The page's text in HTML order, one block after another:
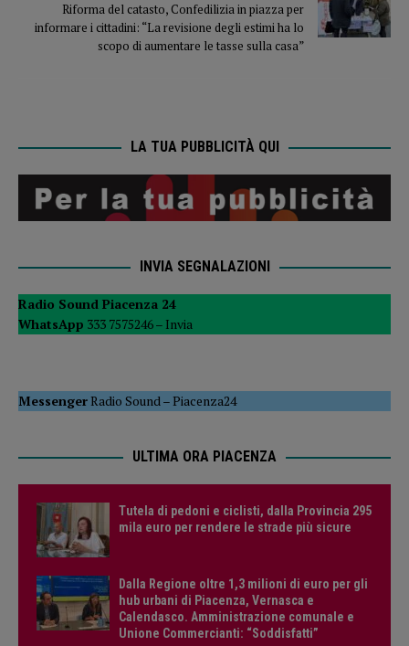
Riforma del catasto, Confedilizia in piazza per
informare i cittadini: “La revisione degli estimi ha lo
scopo di aumentare le tasse sulla casa”
LA TUA PUBBLICITÀ QUI
INVIA SEGNALAZIONI
Radio Sound Piacenza 24
WhatsApp 333 7575246 – Invia
MessengerRadio Sound –Piacenza24
ULTIMA ORA PIACENZA
Tutela di pedoni e ciclisti, dalla Provincia 295
mila euro per rendere le strade più sicure
Dalla Regione oltre 1,3 milioni di euro per gli
hub urbani di Piacenza, Vernasca e
Calendasco. Amministrazione comunale e
Unione Commercianti: “Soddisfatti”